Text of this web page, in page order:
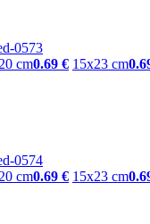
cm0.69 € 15x23 cm
cm0.69 € 15x23 cm